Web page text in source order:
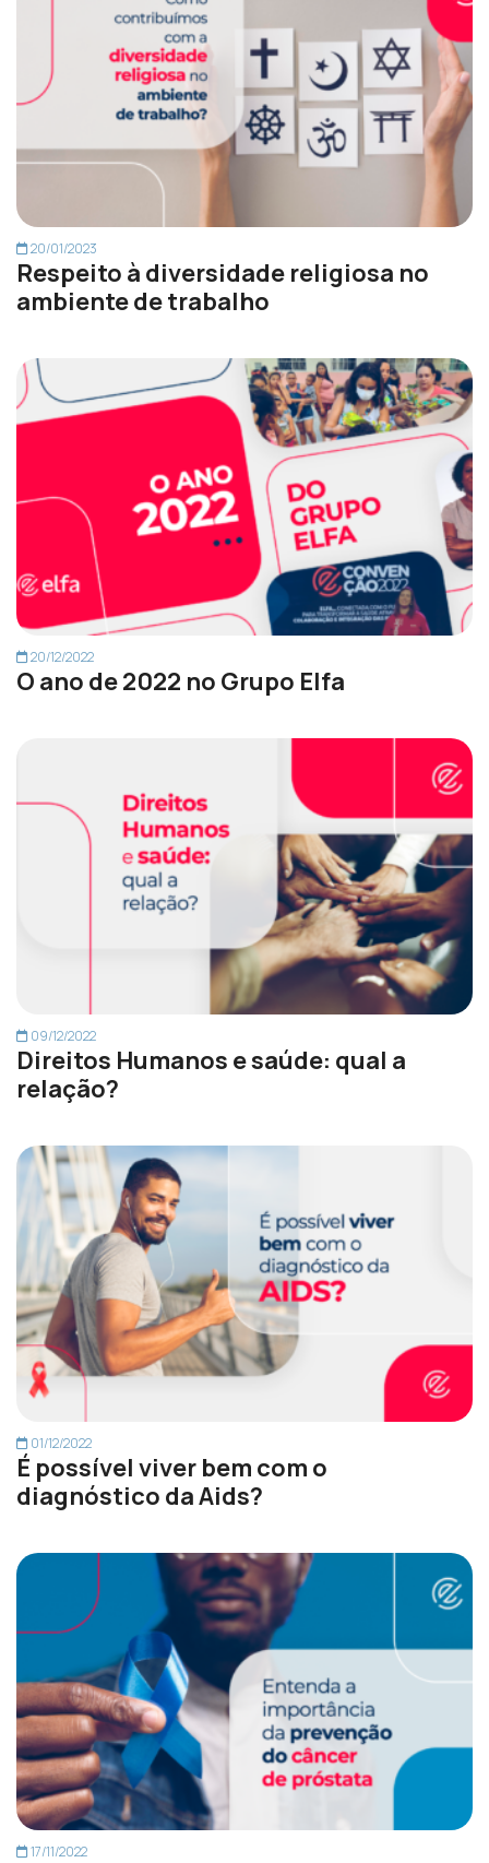
20/01/2023
Respeito à diversidade religiosa no
ambiente de trabalho
20/12/2022
O ano de 2022 no Grupo Elfa
09/12/2022
Direitos Humanos e saúde: qual a
relação?
01/12/2022
É possível viver bem com o
diagnóstico da Aids?
17/11/2022